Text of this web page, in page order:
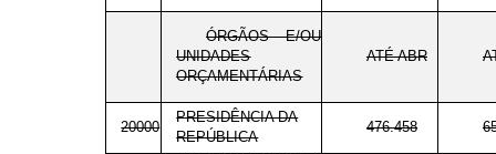
ÓRGÃOS E/OU
UNIDADES
ORÇAMENTÁRIAS
ATÉ ABR
20000
PRESIDÊNCIA DA
REPÚBLICA
476.458